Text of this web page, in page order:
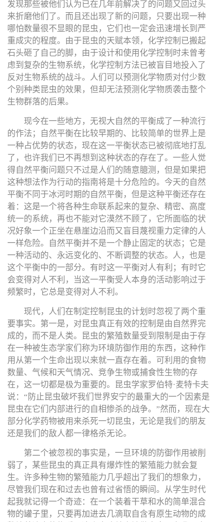
发现那些被他们认为已在几年前解决了的问题又回过头
来折磨他们了。而且还出现了新的问题，只要出现一种
哪怕数量很不显眼的昆虫，它们也一定会迅速增长到严
重成灾的程度。由于昆虫的天赋本领，化学控制已搬起
石头砸了自己的脚，由于设计和使用化学控制时未曾考
虑到复杂的生物系统，化学控制方法已被盲目地投入了
反对生物系统的战斗。人们可以预测化学物质对付少数
个别种类昆虫的效果，但却无法预测化学物质袭击整个
生物群落的后果。
现今在一些地方，无视大自然的平衡成了一种流行
的作法；自然平衡在比较早期的、比较简单的世界上是
一种占优势的状态，现在这一平衡状态已被彻底地打乱
了，也许我们已不再想到这种状态的存在了。一些人觉
得自然平衡问题只不过是人们的随意臆测，但是如果把
这种想法作为行动的指南将是十分危险的。今天的自然
平衡不同于冰河时期的自然平衡，但是这种平衡还存在
着：这是一个将各种生命联系起来的复杂、精密、高度
统一的系统，再也不能对它漠然不顾了，它所面临的状
况好象一个正坐在悬崖边沿而又盲目蔑视重力定律的人
一样危险。自然平衡并不是一个静止固定的状态；它是
一种活动的、永远变化的、不断调整的状态。人，也是
这个平衡中的一部分。有时这一平衡对人有利；有时它
会变得对人不利，当这一平衡受人本身的活动影响过于
频繁时，它总是变得对人不利。
现代，人们在制定控制昆虫的计划时忽视了两个重
要事实。第一是，对昆虫真正有效的控制是由自然界完
成的，而不是人类。昆虫的繁殖数量受到限制是由于存
在一种被生态学家们称为环境防御作用的东西，这种作
用从第一个生命出现以来就一直存在着。可利用的食物
数量、气候和天气情况、竞争生物或捕食性生物的存
在，这一切都是极为重要的。昆虫学家罗伯特·麦特卡夫
说：“防止昆虫破坏我们世界安宁的最重大的一个因素是
昆虫在它们内部进行的自相惨杀的战争。”然而，现在大
部分化学药物被用来杀死一切昆虫，无论是我们的朋友
还是我们的敌人都一律格杀无论。
第二个被忽视的事实是，一旦环境的防御作用被削
弱了，某些昆虫的真正具有爆炸性的繁殖能力就会复
生。许多种生物的繁殖能力几乎超出了我们的想象力，
尽管我们现在和过去也曾有过省悟的瞬间。从学生时代
起我就记得一个奇迹：在一个装着干草和水的简单混合
物的罐子里，只要再加进去几滴取自含有原生动物的成